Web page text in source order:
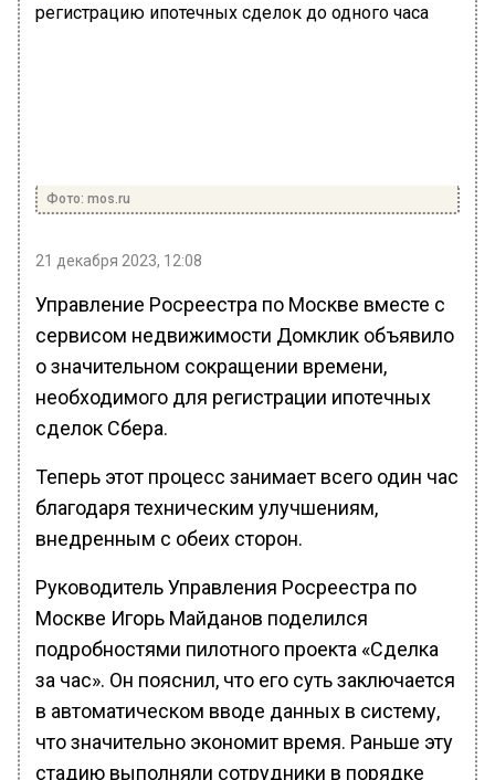
Фото: mos.ru
21 декабря 2023, 12:08
Управление Росреестра по Москве вместе с
сервисом недвижимости Домклик объявило
о значительном сокращении времени,
необходимого для регистрации ипотечных
сделок Сбера.
Теперь этот процесс занимает всего один час
благодаря техническим улучшениям,
внедренным с обеих сторон.
Руководитель Управления Росреестра по
Москве Игорь Майданов поделился
подробностями пилотного проекта «Сделка
за час». Он пояснил, что его суть заключается
в автоматическом вводе данных в систему,
что значительно экономит время. Раньше эту
стадию выполняли сотрудники в порядке